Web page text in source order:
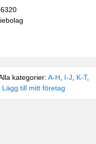
kategorier: A-H I-J K-T,
Lägg till mitt företag